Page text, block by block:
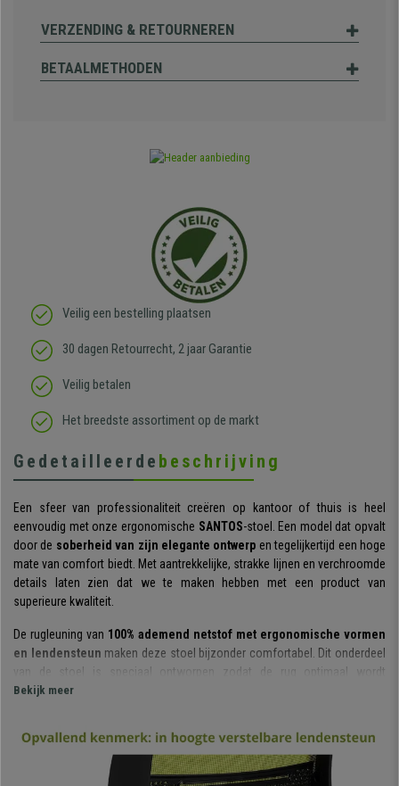
VERZENDING & RETOURNEREN
BETAALMETHODEN
Veilig een bestelling plaatsen
30 dagen Retourrecht, 2 jaar Garantie
Veilig betalen
Het breedste assortiment op de markt
Gedetailleerde beschrijving
Een sfeer van professionaliteit creëren op kantoor of thuis is heel
eenvoudig met onze ergonomische SANTOS-stoel. Een model dat opvalt
door de soberheid van zijn elegante ontwerp en tegelijkertijd een hoge
mate van comfort biedt. Met aantrekkelijke, strakke lijnen en verchroomde
details laten zien dat we te maken hebben met een product van
superieure kwaliteit.
De rugleuning van 100% ademend netstof met ergonomische vormen
en lendensteun maken deze stoel bijzonder comfortabel. Dit onderdeel
van de stoel is speciaal ontworpen zodat de rug optimaal wordt
ondersteund voornamelijk door de in hoogte verstelbare lendesteun.
typerend voor eenhigh-end model. Het is voorzien van
synchroonmechanisme met verschillende
vergrendelingsstanden.
Een functie met een dubbel voordeel: meer
Bekijk meer